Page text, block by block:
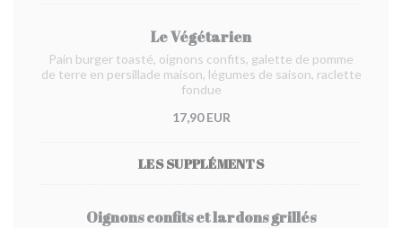
Le Végétarien
Pain burger toasté, oignons confits, galette de pomme
de terre en persillade maison, légumes de saison, raclette
fondue
17,90 EUR
LES SUPPLÉMENTS
Oignons confits et lardons grillés